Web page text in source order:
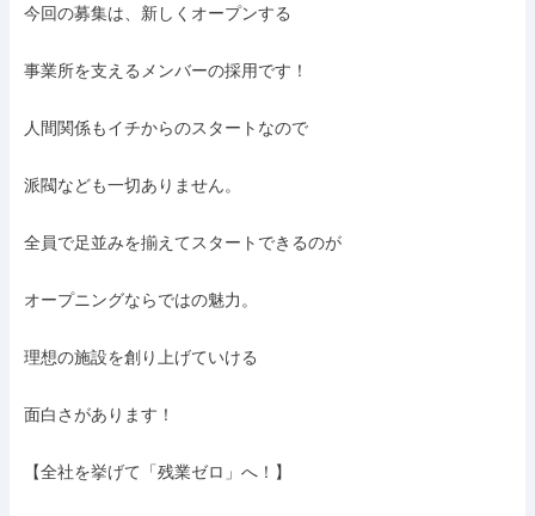
今回の募集は、新しくオープンする
事業所を支えるメンバーの採用です！
人間関係もイチからのスタートなので
派閥なども一切ありません。
全員で足並みを揃えてスタートできるのが
オープニングならではの魅力。
理想の施設を創り上げていける
面白さがあります！
【全社を挙げて「残業ゼロ」へ！】